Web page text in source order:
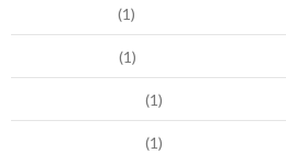
(1)
(1)
(1)
(1)